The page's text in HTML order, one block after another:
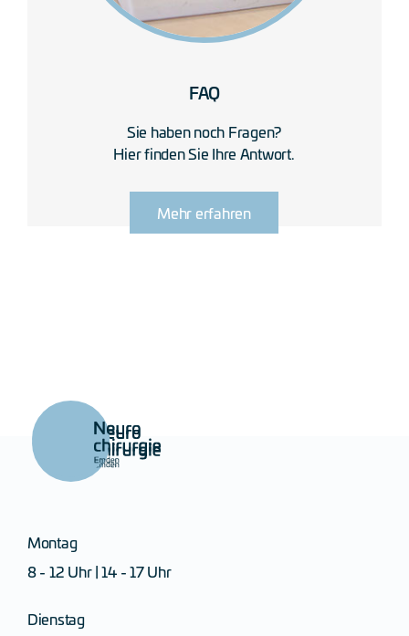
FAQ
Sie haben noch Fragen?
Hier finden Sie Ihre Antwort.
Mehr erfahren
Montag
8 - 12 Uhr | 14 - 17 Uhr
Dienstag